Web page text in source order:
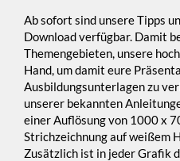
Ab sofort sind unsere Tipps
Download verfügbar. Damit
Themengebieten, unsere
Hand, um damit eure
Ausbildungsunterlagen zu
unserer bekannten
einer Auflösung von 1000 x
Strichzeichnung auf weißem
Zusätzlich ist in jeder Grafik